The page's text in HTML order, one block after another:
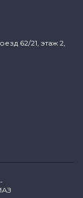
62/21, этаж 2,